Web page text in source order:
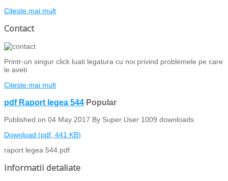
Citeste mai mult
Contact
Printr-un singur click luati legatura cu noi privind problemele pe care
le aveti
Citeste mai mult
pdf Raport legea 544 Popular
Published on 04 May 2017 By Super User 1009 downloads
Download (pdf, 441 KB)
raport legea 544.pdf
Informatii detaliate